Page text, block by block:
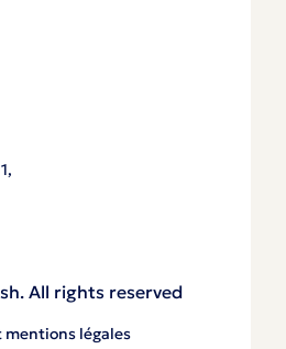
All rights reserved
mentions légales